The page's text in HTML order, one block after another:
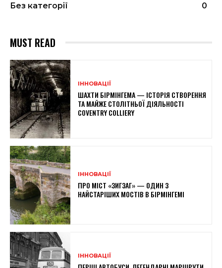
Без категорії
0
MUST READ
ІННОВАЦІЇ
ШАХТИ БІРМІНГЕМА — ІСТОРІЯ СТВОРЕННЯ
ТА МАЙЖЕ СТОЛІТНЬОЇ ДІЯЛЬНОСТІ
COVENTRY COLLIERY
ІННОВАЦІЇ
ПРО МІСТ «ЗИГЗАГ» — ОДИН З
НАЙСТАРІШИХ МОСТІВ В БІРМІНГЕМІ
ІННОВАЦІЇ